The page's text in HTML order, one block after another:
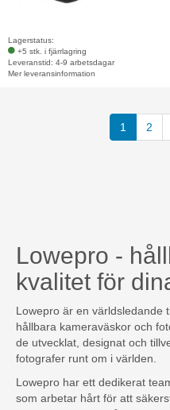
Lagerstatus:
+5 stk. i fjärrlagring
Leveranstid: 4-9 arbetsdagar
Mer leveransinformation
1 2
Lowepro -
kvalitet för
Lowepro är en världsledande
hållbara kameraväskor och
de utvecklat, designat och
fotografer runt om i världen.
Lowepro har ett dedikerat
som arbetar hårt för att